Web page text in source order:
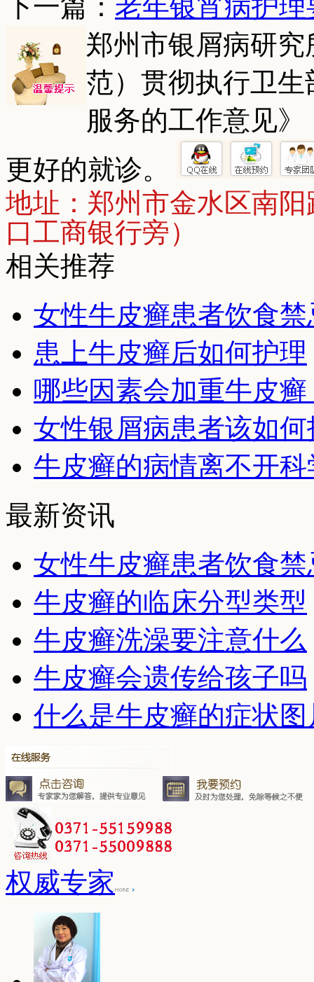
下一篇： 老年银宵病护
郑州市银屑病研
范）贯彻执行卫
服务的工作意见
更好的就诊。
地址：郑州市金水区南
口工商银行旁）
相关推荐
女性牛皮癣患者饮食禁
患上牛皮癣后如何护理
哪些因素会加重牛皮
女性银屑病患者该如何
牛皮癣的病情离不开
最新资讯
女性牛皮癣患者饮食禁
牛皮癣的临床分型类型
牛皮癣洗澡要注意什么
牛皮癣会遗传给孩子吗
什么是牛皮癣的症状图
权威专家